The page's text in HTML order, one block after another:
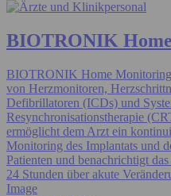
BIOTRONIK
BIOTRONIK Home Monitoring
von Herzmonitoren,
Defibrillatoren (ICDs) und
Resynchronisationstherapie
ermöglicht dem Arzt ein
Monitoring des Implantats und
Patienten und benachrichtigt
24 Stunden über akute
Image